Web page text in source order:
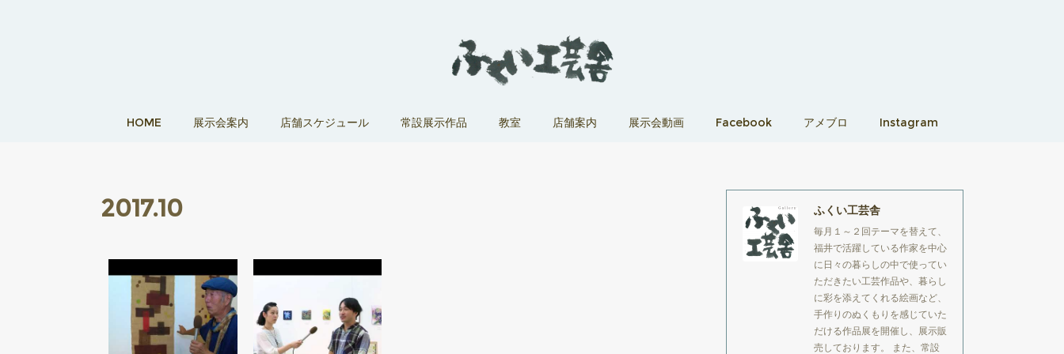
HOME 展示会案内 店舗スケジュール 常設展示作品 教室 店舗案内 展示会動画 Facebook アメブロ Instagram
2017.10 ふくい工芸舎
毎月１～２回テーマを替えて、
福井で活躍している作家を中心
に日々の暮らしの中で使ってい
ただきたい工芸作品や、暮らし
に彩を添えてくれる絵画など、
手作りのぬくもりを感じていた
だける作品展を開催し、展示販
売しております。 また、常設